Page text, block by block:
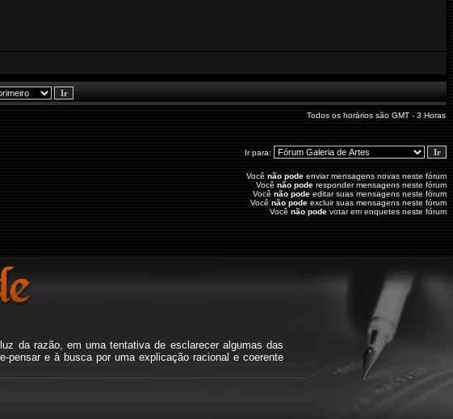
Todos os horários são GMT - 3 Horas
Ir para:
Vocênão pode enviar mensagens novas neste fórum
Vocênão pode responder mensagens neste fórum
Vocênão pode editar suas mensagens neste fórum
Vocênão pode excluir suas mensagens neste fórum
Vocênão pode votar em enquetes neste fórum
da razão, em uma tentativa de esclarecer algumas das
pensar e à busca por uma explicação racional e coerente